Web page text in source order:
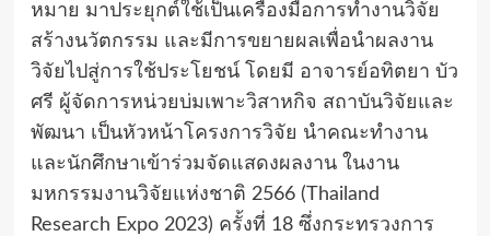
หมาย มาประยุกต์ใช้เป็นเครื่องมือการทำงานวิจัย
สร้างนวัตกรรม และมีการขยายผลเพื่อนำผลงาน
วิจัยไปสู่การใช้ประโยชน์ โดยมี อาจารย์อทิตยา บัว
ศรี ผู้จัดการหน่วยบ่มเพาะวิสาหกิจ สถาบันวิจัยและ
พัฒนา เป็นหัวหน้าโครงการวิจัย นำคณะทำงาน
และนักศึกษาเข้าร่วมจัดแสดงผลงาน ในงาน
มหกรรมงานวิจัยแห่งชาติ 2566 (Thailand
Research Expo 2023) ครั้งที่ 18 ซึ่งกระทรวงการ